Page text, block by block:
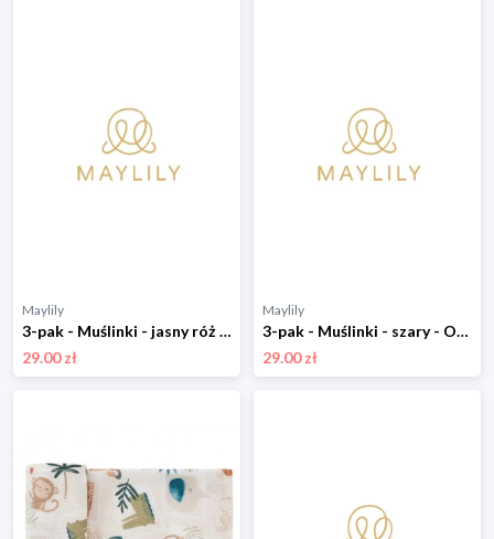
Maylily
3-pak - Muślinki - jasny róż - OUTLET
29.00 zł
Maylily
3-pak - Muślinki - szary - OUTLET
29.00 zł